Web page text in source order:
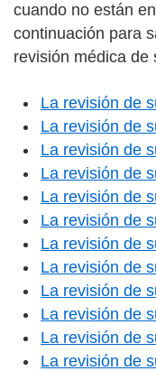
cuando no están
continuación para
revisión médica de
La revisión de
La revisión de
La revisión de
La revisión de
La revisión de
La revisión de
La revisión de
La revisión de
La revisión de
La revisión de
La revisión de
La revisión de